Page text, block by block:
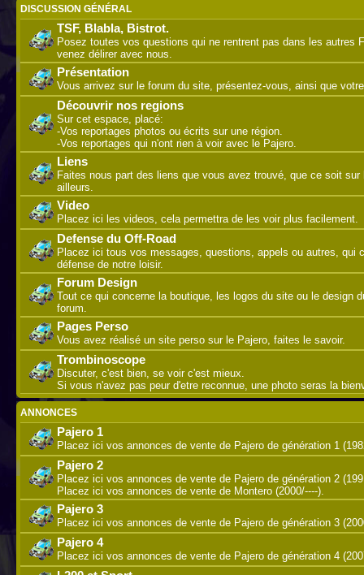
DISCUSSION GÉNÉRAL
TSF, Blabla, Bistrot.
Posez toutes vos questions qui ne rentrent pas dans les autres
venez délirer avec nous.
Présentation
Vous arrivez sur le forum du site, présentez-vous, ainsi que
Découvrir nos regions
Sur cet espace, placé:
-Vos reportages photos ou écrits sur une région.
-Vos reportages qui n'ont rien à voir avec le Pajero.
Liens
Faites nous part des liens que vous avez trouvé, que ce soit sur
ailleurs.
Video
Placez ici les videos, cela permettra de les voir plus facilement.
Defense du Off-Road
Placez ici tous vos messages, questions, appels ou autres, qui
défense de notre loisir.
Forum Design
Tout ce qui concerne la boutique, les logos du site ou le design
forum.
Pages Perso
Vous avez réalisé un site perso sur le Pajero, faites le savoir.
Trombinoscope
Discuter, c'est bien, se voir c'est mieux.
Si vous n'avez pas peur d'etre reconnue, une photo seras la
ANNONCES
Pajero 1
Placez ici vos annonces de vente de Pajero de génération 1
Pajero 2
Placez ici vos annonces de vente de Pajero de génération 2
Placez ici vos annonces de vente de Montero (2000/----).
Pajero 3
Placez ici vos annonces de vente de Pajero de génération 3
Pajero 4
Placez ici vos annonces de vente de Pajero de génération 4